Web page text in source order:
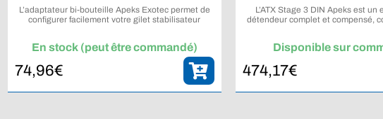
L’adaptateur bi-bouteille Apeks Exotec permet de
configurer facilement votre gilet stabilisateur
En stock (peut être commandé)
74,96€
L’ATX Stage 3 DIN Apeks est un
détendeur complet et compensé,
Disponible sur
474,17€